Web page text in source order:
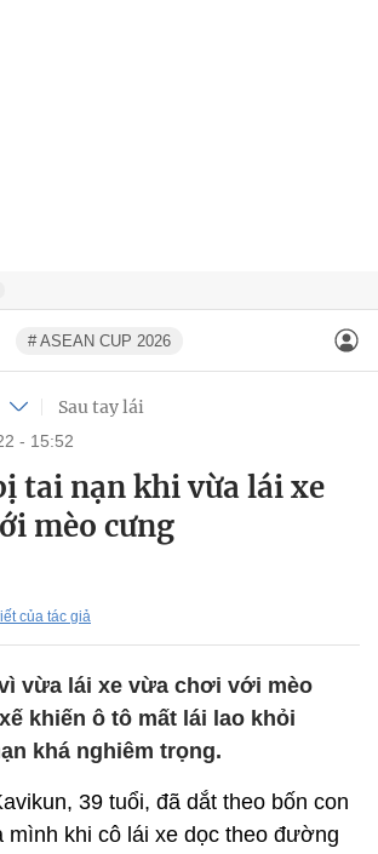
# ASEAN CUP 2026
Sau tay lái
- 15:52
tai nạn khi vừa lái xe
mèo cưng
của tác giả
vừa lái xe vừa chơi với mèo
khiến ô tô mất lái lao khỏi
khá nghiêm trọng.
39 tuổi, đã dắt theo bốn con
mình khi cô lái xe dọc theo đường